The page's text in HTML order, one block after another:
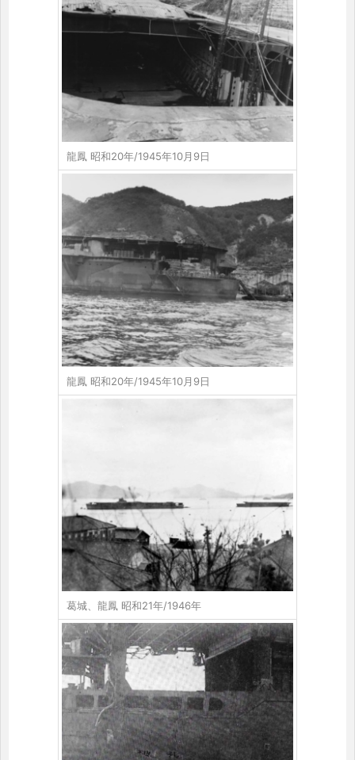
龍鳳 昭和20年/1945年10月9日
龍鳳 昭和20年/1945年10月9日
葛城、龍鳳 昭和21年/1946年